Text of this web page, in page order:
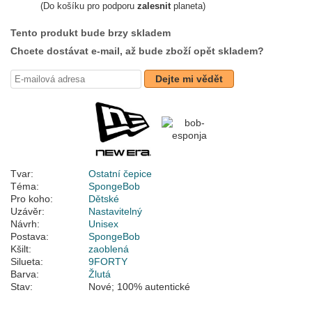
(Do košíku pro podporu zalesnitplaneta)
Tento produkt bude brzy skladem
Chcete dostávat e-mail, až bude zboží opět skladem?
Dejte mi vědět
Tvar:
Ostatní čepice
Téma:
SpongeBob
Pro koho:
Dětské
Uzávěr:
Nastavitelný
Návrh:
Unisex
Postava:
SpongeBob
Kšilt:
zaoblená
Silueta:
9FORTY
Barva:
Žlutá
Stav:
Nové; 100% autentické